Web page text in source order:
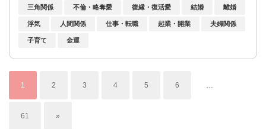
三角関係 不倫・略奪愛 復縁・復活愛 結婚 離婚
浮気 人間関係 仕事・転職 起業・開業 夫婦関係
子育て 金運
1 2 3 4 5 6 …
61 »